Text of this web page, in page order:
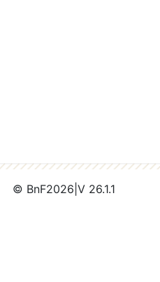
© BnF2026 V 26.1.1